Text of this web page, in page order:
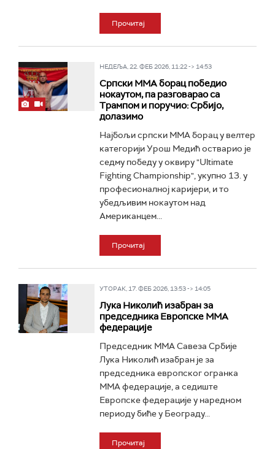
Прочитај
НЕДЕЉА, 22. ФЕБ 2026, 11:22 -> 14:53
Српски ММА борац победио
нокаутом, па разговарао са
Трампом и поручио: Србијо,
долазимо
Најбољи српски ММА борац у велтер
категорији Урош Медић остварио је
седму победу у оквиру "Ultimate
Fighting Championship", укупно 13. у
професионалној каријери, и то
убедљивим нокаутом над
Американцем...
Прочитај
УТОРАК, 17. ФЕБ 2026, 13:53 -> 14:05
Лука Николић изабран за
председника Европске ММА
федерације
Председник ММА Савеза Србије
Лука Николић изабран је за
председника европског огранка
ММА федерације, а седиште
Европске федерације у наредном
периоду биће у Београду...
Прочитај